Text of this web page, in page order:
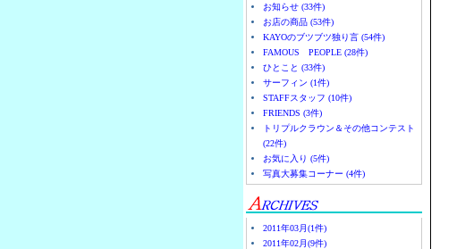
お知らせ (33件)
お店の商品 (53件)
KAYOのブツブツ独り言 (54件)
FAMOUS PEOPLE (28件)
ひとこと (33件)
サーフィン (1件)
STAFFスタッフ (10件)
FRIENDS (3件)
トリプルクラウン＆その他コンテスト
(22件)
お気に入り (5件)
写真大募集コーナー (4件)
2011年03月(1件)
2011年02月(9件)